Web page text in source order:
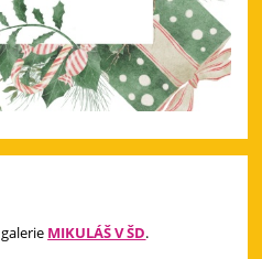
MIKULÁŠ V ŠD.